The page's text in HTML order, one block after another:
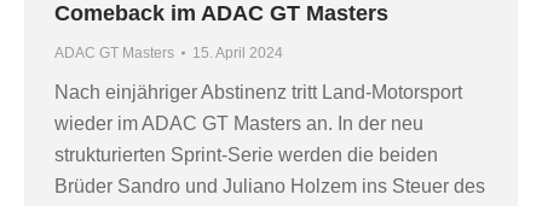
Comeback im ADAC GT Masters
ADAC GT Masters 15. April 2024
Nach einjähriger Abstinenz tritt Land-Motorsport
wieder im ADAC GT Masters an. In der neu
strukturierten Sprint-Serie werden die beiden
Brüder Sandro und Juliano Holzem ins Steuer des